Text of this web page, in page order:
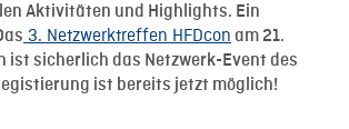
Aktivitäten und Highlights. Ein
3. Netzwerktreffen HFDcon am 21.
ist sicherlich das Netzwerk-Event des
ist bereits jetzt möglich!